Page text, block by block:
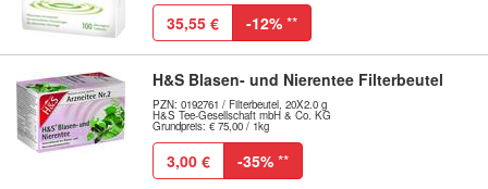
35,55 € -12% **
H&S Blasen- und Nierentee Filterbeutel
PZN: 0192761 / Filterbeutel, 20X2.0 g
H&S Tee-Gesellschaft mbH & Co. KG
Grundpreis: € 75,00 / 1kg
3,00 € -35% **